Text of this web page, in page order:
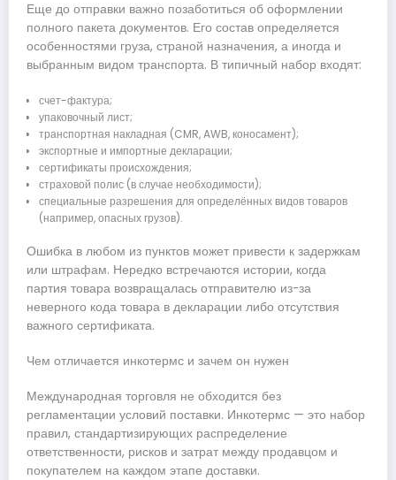
Еще до отправки важно позаботиться об оформлении
полного пакета документов. Его состав определяется
особенностями груза, страной назначения, а иногда и
выбранным видом транспорта. В типичный набор входят:
счет-фактура;
упаковочный лист;
транспортная накладная (CMR, AWB, коносамент);
экспортные и импортные декларации;
сертификаты происхождения;
страховой полис (в случае необходимости);
специальные разрешения для определённых видов товаров
(например, опасных грузов).
Ошибка в любом из пунктов может привести к задержкам
или штрафам. Нередко встречаются истории, когда
партия товара возвращалась отправителю из-за
неверного кода товара в декларации либо отсутствия
важного сертификата.
Чем отличается инкотермс и зачем он нужен
Международная торговля не обходится без
регламентации условий поставки. Инкотермс — это набор
правил, стандартизирующих распределение
ответственности, рисков и затрат между продавцом и
покупателем на каждом этапе доставки.